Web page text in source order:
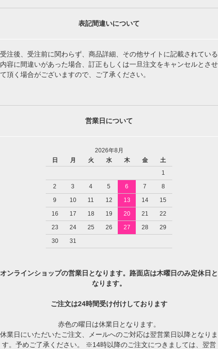
表記間違いについて
受注後、受注前に関わらず、商品詳細、その他サイトに記載されている
内容に間違いがあった場合、訂正もしくは一旦注文をキャンセルとさせ
て頂く場合がございますので、ご了承ください。
営業日について
2026年8月
日
月 火 水 木 金
土
1
2
3 4 5 6 7
8
9
10 11 12 13 14
15
16
17 18 19 20 21
22
23
24 25 26 27 28
29
30
31
オンラインショップの営業日となります。路面店は木曜日のみ定休日と
なります。
ご注文は24時間受け付けしております
赤色の曜日は休業日となります。
休業日にいただいたご注文、メールへのご対応は翌営業日以降となりま
す。予めご了承ください。 ※14時以降のご注文につきましては、翌営